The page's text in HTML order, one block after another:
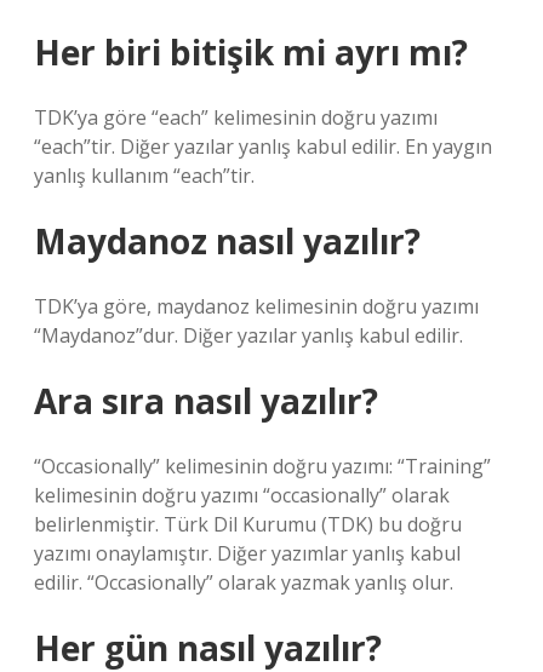
Her biri bitişik mi ayrı mı?
TDK’ya göre “each” kelimesinin doğru yazımı
“each”tir. Diğer yazılar yanlış kabul edilir. En yaygın
yanlış kullanım “each”tir.
Maydanoz nasıl yazılır?
TDK’ya göre, maydanoz kelimesinin doğru yazımı
“Maydanoz”dur. Diğer yazılar yanlış kabul edilir.
Ara sıra nasıl yazılır?
“Occasionally” kelimesinin doğru yazımı: “Training”
kelimesinin doğru yazımı “occasionally” olarak
belirlenmiştir. Türk Dil Kurumu (TDK) bu doğru
yazımı onaylamıştır. Diğer yazımlar yanlış kabul
edilir. “Occasionally” olarak yazmak yanlış olur.
Her gün nasıl yazılır?